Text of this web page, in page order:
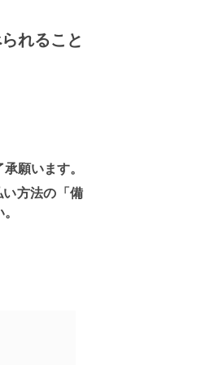
れること
願います。
方法の「備